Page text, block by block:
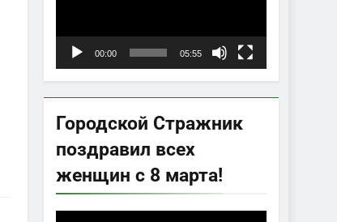
00:00 05:55
Городской Стражник
поздравил всех
женщин с 8 марта!